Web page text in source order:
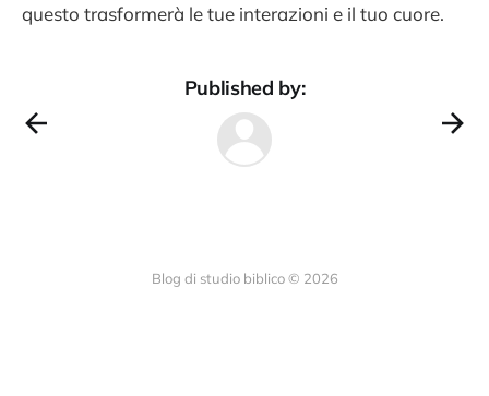
questo trasformerà le tue interazioni e il tuo cuore.
Published by:
Blog di studio biblico © 2026